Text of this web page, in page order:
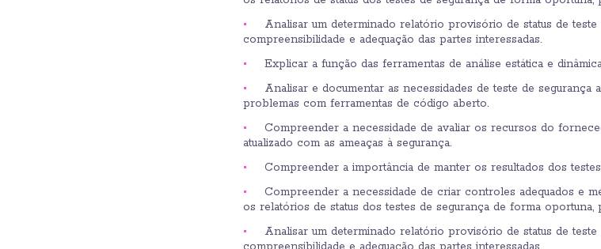
Analisar um determinado relatório provisório de status de
compreensibilidade e adequação das partes interessadas.
Explicar a função das ferramentas de análise estática e
Analisar e documentar as necessidades de teste de
problemas com ferramentas de código aberto.
Compreender a necessidade de avaliar os recursos do
atualizado com as ameaças à segurança.
Compreender a importância de manter os resultados dos
Compreender a necessidade de criar controles adequados e
os relatórios de status dos testes de segurança de forma
Analisar um determinado relatório provisório de status de